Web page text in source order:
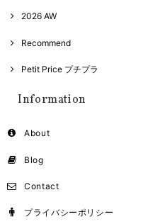
2026 AW
Recommend
Petit Price プチプラ
Information
About
Blog
Contact
プライバシーポリシー